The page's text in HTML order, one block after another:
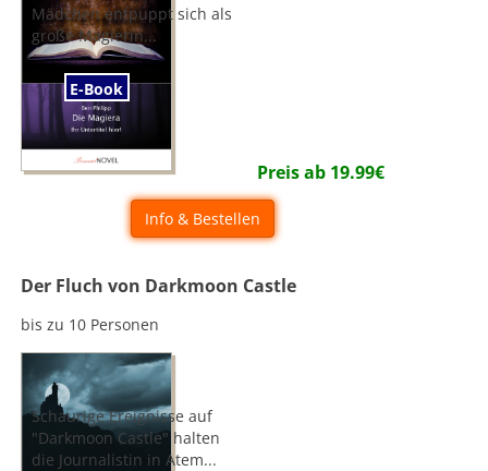
E-Book
Mädchen entpuppt sich als
große Magierin...
Preis ab 19.99€
Info & Bestellen
Der Fluch von Darkmoon Castle
bis zu 10 Personen
Schaurige Ereignisse auf
"Darkmoon Castle" halten
die Journalistin in Atem...